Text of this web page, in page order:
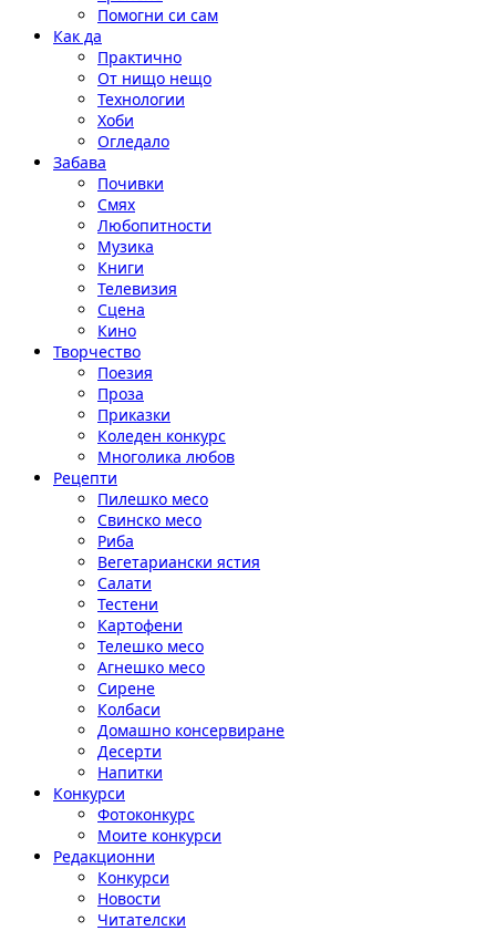
Помогни си сам
Как да
Практично
От нищо нещо
Технологии
Хоби
Огледало
Забава
Почивки
Смях
Любопитности
Музика
Книги
Телевизия
Сцена
Кино
Творчество
Поезия
Проза
Приказки
Коледен конкурс
Многолика любов
Рецепти
Пилешко месо
Свинско месо
Риба
Вегетариански ястия
Салати
Тестени
Картофени
Телешко месо
Агнешко месо
Сирене
Колбаси
Домашно консервиране
Десерти
Напитки
Конкурси
Фотоконкурс
Моите конкурси
Редакционни
Конкурси
Новости
Читателски